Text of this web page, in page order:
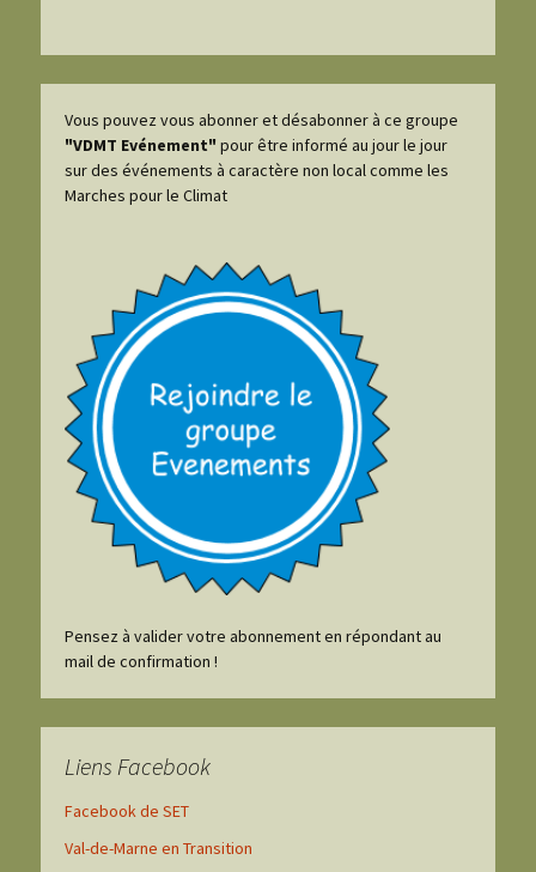
Vous pouvez vous abonner et désabonner à ce groupe
"VDMT Evénement" pour être informé au jour le jour
sur des événements à caractère non local comme les
Marches pour le Climat
Pensez à valider votre abonnement en répondant au
mail de confirmation !
Liens Facebook
Facebook de SET
Val-de-Marne en Transition